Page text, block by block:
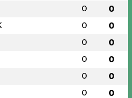
0 0
0 0
0 0
0 0
0 0
0 0